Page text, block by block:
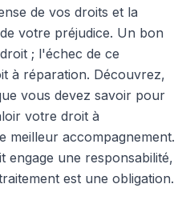
de vos droits et la
votre préjudice. Un bon
; l'échec de ce
à réparation. Découvrez,
vous devez savoir pour
votre droit à
meilleur accompagnement.
engage une responsabilité,
est une obligation.